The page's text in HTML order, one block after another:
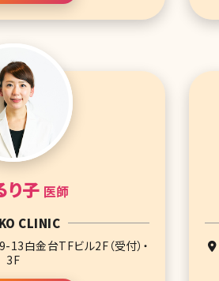
り子 医師
CLINIC
白金台TFビル2F（受付）・
3F